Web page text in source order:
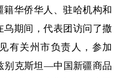
华侨华人、驻哈机构和
乌期间，代表团访问了撒
有关州市负责人，参加
别克斯坦—中国新疆商品